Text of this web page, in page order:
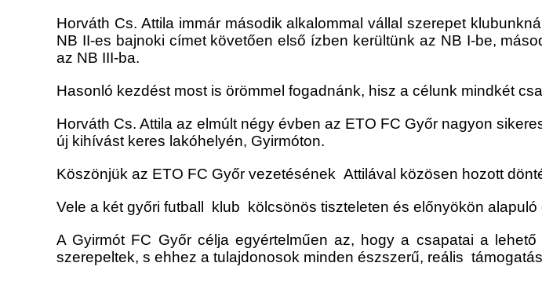
Horváth Cs. Attila immár második alkalommal vállal szerepet
NB II-es bajnoki címet követően első ízben kerültünk az NB I-be,
az NB III-ba.
Hasonló kezdést most is örömmel fogadnánk, hisz a célunk mindkét
Horváth Cs. Attila az elmúlt négy évben az ETO FC Győr nagyon
új kihívást keres lakóhelyén, Gyirmóton.
Köszönjük az ETO FC Győr vezetésének Attilával közösen hozott
Vele a két győri futball klub kölcsönös tiszteleten és előnyökön
A Gyirmót FC Győr célja egyértelműen az, hogy a csapatai a
szerepeltek, s ehhez a tulajdonosok minden észszerű, reális